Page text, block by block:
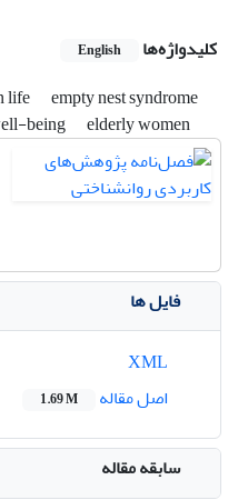
کلیدواژه‌ها
English
life
empty nest syndrome
being
elderly women
فایل ها
اصل مقاله
1.69 M
سابقه مقاله